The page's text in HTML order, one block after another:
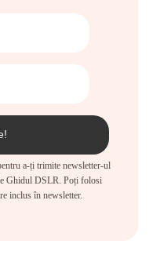
a-ți trimite newsletter-ul
Ghidul DSLR. Poți folosi
inclus în newsletter.